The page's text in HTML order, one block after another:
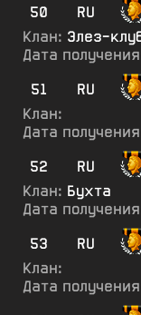
50
RU
Клан: Элез-
Дата
51
RU
Клан:
Дата
52
RU
Клан: Бухта
Дата
53
RU
Клан:
Дата